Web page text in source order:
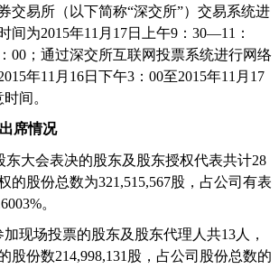
交易所（以下简称“深交所”）交易系统进
间为2015年11 月 17日上午9 ： 30—11 ：
： 00 ；通过深交所互联网投票系统进行网络
年11 月 16日下午3 ： 00至2015年11 月 17
间。
席情况
东大会表决的股东及股东授权代表共计28
的股份总数为321,515,567股，占公司有表
。
加现场投票的股东及股东代理人共13人，
股份数214,998,131 股，占公司股份总数的